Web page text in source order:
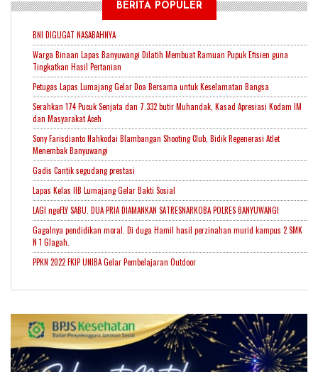
BERITA POPULER
BNI DIGUGAT NASABAHNYA
Warga Binaan Lapas Banyuwangi Dilatih Membuat Ramuan Pupuk Efisien guna
Tingkatkan Hasil Pertanian
Petugas Lapas Lumajang Gelar Doa Bersama untuk Keselamatan Bangsa
Serahkan 174 Pucuk Senjata dan 7.332 butir Muhandak, Kasad Apresiasi Kodam IM
dan Masyarakat Aceh
Sony Farisdianto Nahkodai Blambangan Shooting Club, Bidik Regenerasi Atlet
Menembak Banyuwangi
Gadis Cantik segudang prestasi
Lapas Kelas IIB Lumajang Gelar Bakti Sosial
LAGI ngeFLY SABU. DUA PRIA DIAMANKAN SATRESNARKOBA POLRES BANYUWANGI
Gagalnya pendidikan moral. Di duga Hamil hasil perzinahan murid kampus 2 SMK
N 1 Glagah.
PPKN 2022 FKIP UNIBA Gelar Pembelajaran Outdoor